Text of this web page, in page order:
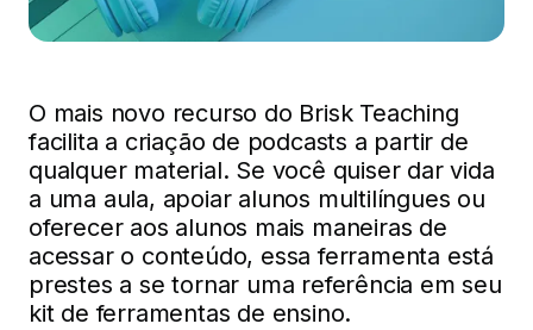
O mais novo recurso do Brisk Teaching
facilita a criação de podcasts a partir de
qualquer material. Se você quiser dar vida
a uma aula, apoiar alunos multilíngues ou
oferecer aos alunos mais maneiras de
acessar o conteúdo, essa ferramenta está
prestes a se tornar uma referência em seu
kit de ferramentas de ensino.